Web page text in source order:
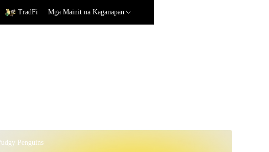
TradFi Mga Mainit na Kaganapan
Penguins